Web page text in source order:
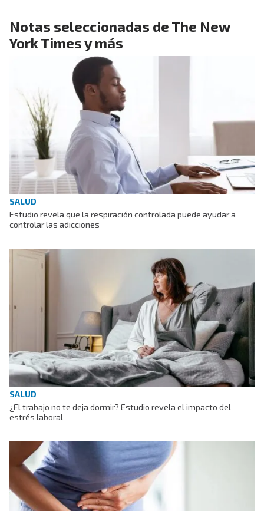
Notas seleccionadas de The New
York Times y más
SALUD
Estudio revela que la respiración controlada puede ayudar a
controlar las adicciones
SALUD
¿El trabajo no te deja dormir? Estudio revela el impacto del
estrés laboral